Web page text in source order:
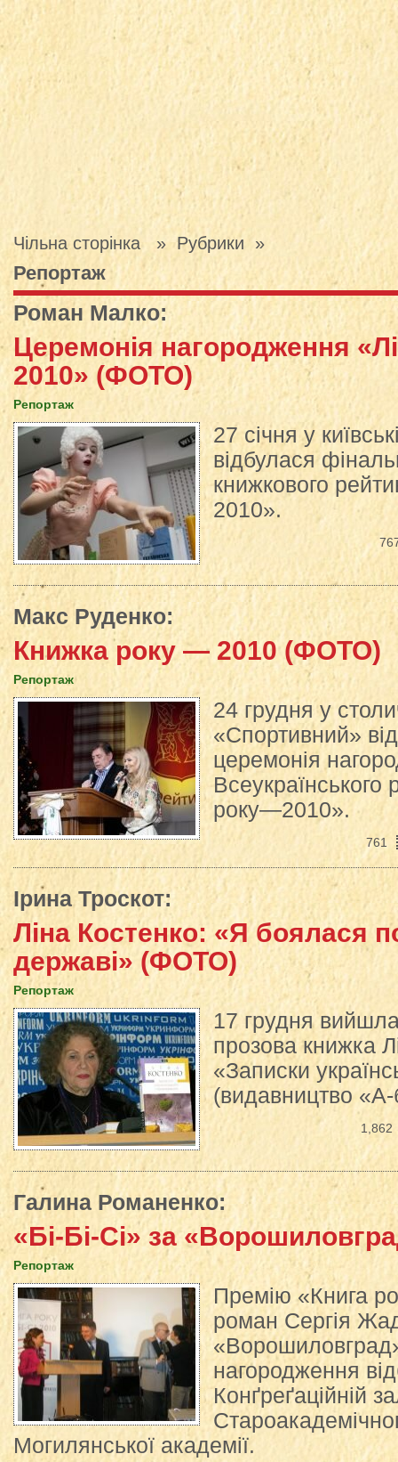
Чільна сторінка » Рубрики »
Репортаж
Роман Малко:
Церемонія нагородження
2010» (ФОТО)
Репортаж
27 січня у
відбулася
книжкового
2010».
Макс Руденко:
Книжка року — 2010 (ФОТО)
Репортаж
24 грудня у
«Спортивний»
церемонія
Всеукраїнського
року—2010».
761
Ірина Троскот:
Ліна Костенко: «Я боялася
державі» (ФОТО)
Репортаж
17 грудня
прозова книжка
«Записки
(видавництво
1,862
Галина Романенко:
«Бі-Бі-Сі» за
Репортаж
Премію «Книга
роман Сергія
нагородження
Конґреґаційній
Могилянської академії.